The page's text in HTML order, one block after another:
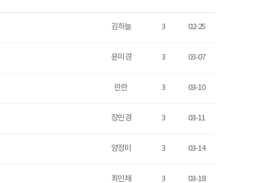
김하늘 3 02-25
윤미경 3 03-07
란란 3 03-10
장민경 3 03-11
양정미 3 03-14
최민채 3 03-18